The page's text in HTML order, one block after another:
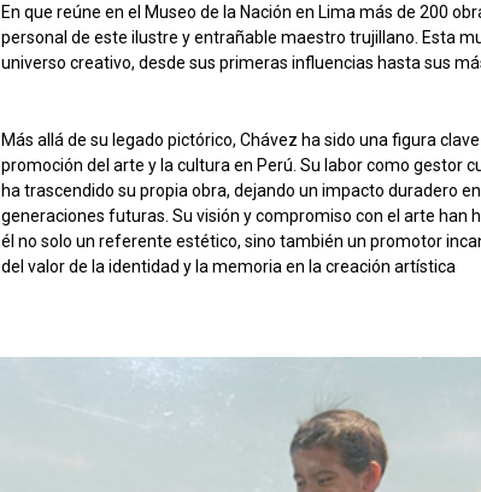
En que reúne en el Museo de la Nación en Lima más de 200
personal de este ilustre y entrañable maestro trujillano. Esta
universo creativo, desde sus primeras influencias hasta sus
Más allá de su legado pictórico, Chávez ha sido una figura
promoción del arte y la cultura en Perú. Su labor como gestor
ha trascendido su propia obra, dejando un impacto duradero
generaciones futuras. Su visión y compromiso con el arte han
él no solo un referente estético, sino también un promotor
del valor de la identidad y la memoria en la creación artística